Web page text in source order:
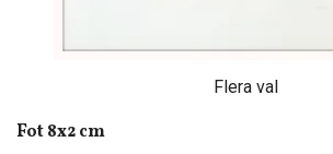
Flera val
Fot 8x2 cm